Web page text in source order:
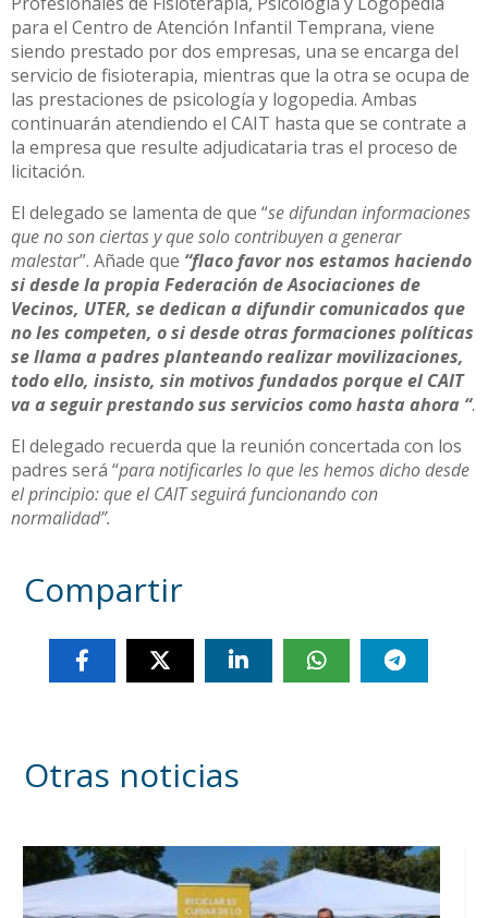
para el Centro de Atención Infantil Temprana, viene
siendo prestado por dos empresas, una se encarga del
servicio de fisioterapia, mientras que la otra se ocupa de
las prestaciones de psicología y logopedia. Ambas
continuarán atendiendo el CAIT hasta que se contrate a
la empresa que resulte adjudicataria tras el proceso de
licitación.
El delegado se lamenta de que “se difundan informaciones
que no son ciertas y que solo contribuyen a generar
malestar”. Añade que “flaco favor nos estamos haciendo
si desde la propia Federación de Asociaciones de
Vecinos, UTER, se dedican a difundir comunicados que
no les competen, o si desde otras formaciones políticas
se llama a padres planteando realizar movilizaciones,
todo ello, insisto, sin motivos fundados porque el CAIT
va a seguir prestando sus servicios como hasta ahora “.
El delegado recuerda que la reunión concertada con los
padres será “para notificarles lo que les hemos dicho desde
el principio: que el CAIT seguirá funcionando con
normalidad”.
Compartir
Otras noticias